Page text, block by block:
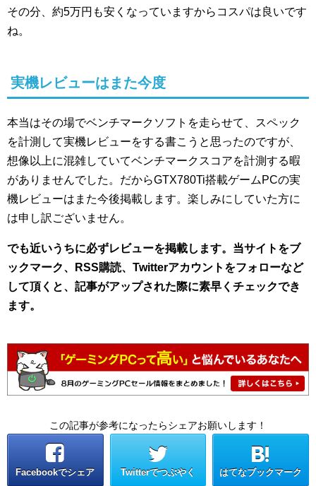
その分、約5万円も安くなっていますからコスパは良いです
ね。
実機レビューはまた今度
本当はその場でベンチマークソフトを走らせて、スペック
を計測して実機レビューをする書こうと思ったのですが、
想像以上に混雑していてベンチマークスコアを計測する暇
がありませんでした。だからGTX780Ti搭載ゲームPCの実
機レビューはまた今後掲載します。楽しみにしていた方に
は申し訳ございません。
でも近いうちに必ずレビューを掲載します。当サイトをブ
ックマーク、RSS購読、Twitterアカウントをフォローなど
して頂くと、記事がアップされた際に素早くチェックでき
ます。
この記事が参考になったらシェアお願いします！
Facebookでシェア Twitterでつぶやく はてなブックマーク